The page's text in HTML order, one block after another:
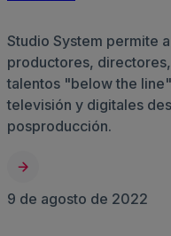
Studio System permite
productores,
talentos "below the
televisión y digitales
posproducción.
9 de agosto de 2022